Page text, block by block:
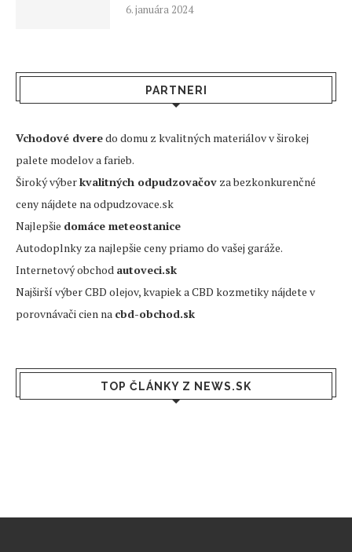
6. januára 2024
PARTNERI
Vchodové dveredo domu z kvalitných materiálov v širokej
palete modelov a farieb.
Široký výberkvalitných odpudzovačov za bezkonkurenčné
ceny nájdete na odpudzovace.sk
Najlepšie domáce meteostanice
Autodoplnky za najlepšie ceny priamo do vašej garáže.
Internetový obchod autoveci.sk
Najširší výber CBD olejov, kvapiek a CBD kozmetiky nájdete v
porovnávači cien na cbd-obchod.sk
TOP ČLÁNKY Z NEWS.SK